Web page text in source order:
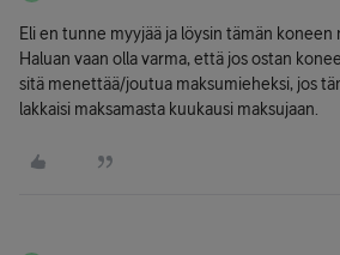
Eli en tunne myyjää ja löysin tämän
Haluan vaan olla varma, että jos ostan
sitä menettää/joutua maksumieheksi, jos
lakkaisi maksamasta kuukausi maksujaan.